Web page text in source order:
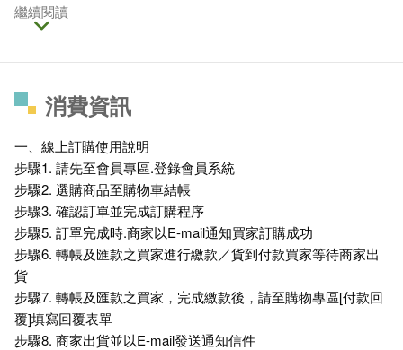
繼續閱讀
消費資訊
一、線上訂購使用說明
步驟1. 請先至會員專區.登錄會員系統
步驟2. 選購商品至購物車結帳
步驟3. 確認訂單並完成訂購程序
步驟5. 訂單完成時.商家以E-mail通知買家訂購成功
步驟6. 轉帳及匯款之買家進行繳款／貨到付款買家等待商家出
貨
步驟7. 轉帳及匯款之買家，完成繳款後，請至購物專區[付款回
覆]填寫回覆表單
步驟8. 商家出貨並以E-mail發送通知信件